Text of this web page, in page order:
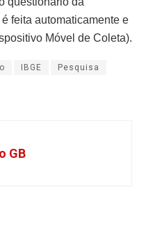
feita automaticamente e
Móvel de Coleta).
IBGE Pesquisa
GB